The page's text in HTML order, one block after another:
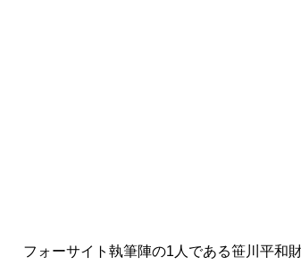
フォーサイト執筆陣の1人である笹川平和